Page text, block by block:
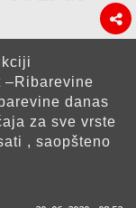
–Ribarevine
danas
za sve vrste
, saopšteno